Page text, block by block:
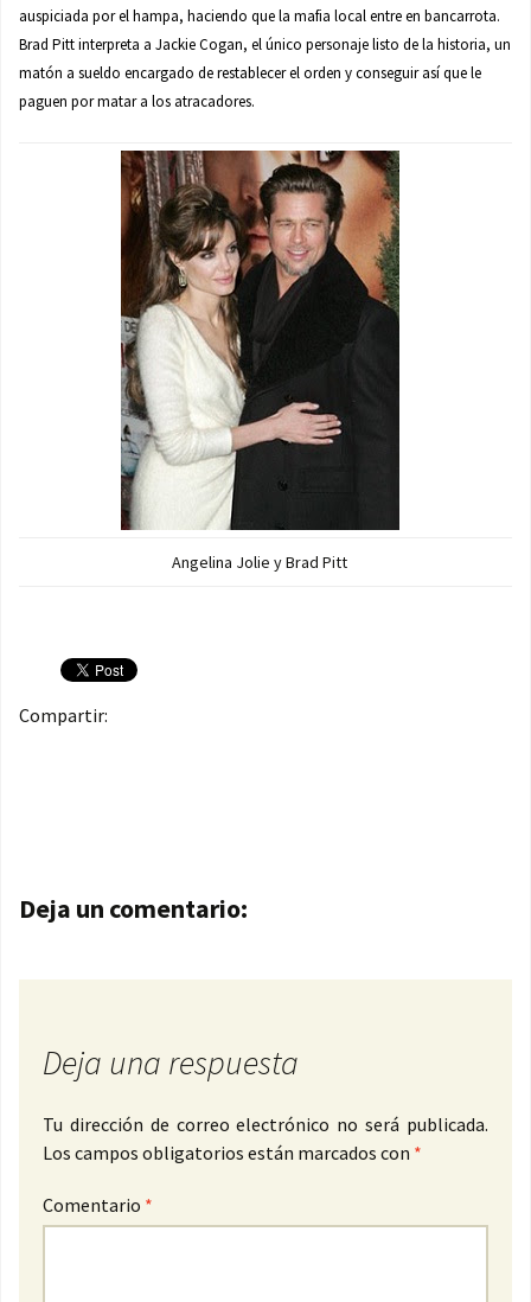
auspiciada por el hampa, haciendo que la mafia local entre en bancarrota.
Brad Pitt interpreta a Jackie Cogan, el único personaje listo de la historia, un
matón a sueldo encargado de restablecer el orden y conseguir así que le
paguen por matar a los atracadores.
Angelina Jolie y Brad Pitt
Compartir:
Navegación de entradas
Deja un comentario:
Deja una respuesta
Tu dirección de correo electrónico no será publicada.
Los campos obligatorios están marcados con *
Comentario *